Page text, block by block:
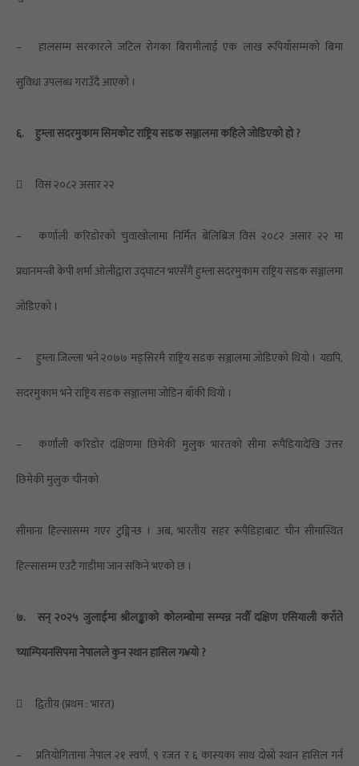
–
हालसम्म सरकारले जटिल रोगका बिरामीलाई एक लाख रूपियाँसम्मको बिमा
सुविधा उपलब्ध गराउँदै आएको ।
६. हुम्ला सदरमुकाम सिमकोट राष्ट्रिय सडक सञ्जालमा कहिले जोडिएको हो ?
 विसं २०८२ असार २२
–
कर्णाली करिडोरको चुवाखोलामा निर्मित बेलिब्रिज विसं २०८२ असार २२ मा
प्रधानमन्त्री केपी शर्मा ओलीद्वारा उद्घाटन भएसँगै हुम्ला सदरमुकाम राष्ट्रिय सडक सञ्जालमा
जोडिएको ।
–
हुम्ला जिल्ला भने २०७७ मङ्सिरमै राष्ट्रिय सडक सञ्जालमा जोडिएको थियो । यद्यपि,
सदरमुकाम भने राष्ट्रिय सडक सञ्जालमा जोडिन बाँकी थियो ।
–
कर्णाली करिडोर दक्षिणमा छिमेकी मुलुक भारतको सीमा रूपैडियादेखि उत्तर
छिमेकी मुलुक चीनको
सीमाना हिल्सासम्म गएर टुङ्गिन्छ । अब, भारतीय सहर रूपैडिहाबाट चीन सीमास्थित
हिल्सासम्म एउटै गाडीमा जान सकिने भएको छ ।
७.
सन् २०२५ जुलाईमा श्रीलङ्काको कोलम्बोमा सम्पन्न नवौँ दक्षिण एसियाली कराँते
च्याम्पियनसिपमा नेपालले कुन स्थान हासिल ग¥यो ?
 द्वितीय (प्रथम : भारत)
–
प्रतियोगितामा नेपाल २१ स्वर्ण, ९ रजत र ६ कास्यका साथ दोस्रो स्थान हासिल गर्न